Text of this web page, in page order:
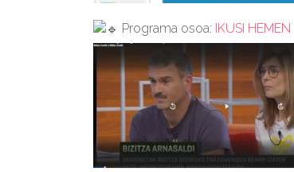
Programa osoa: IKUSI HEMEN